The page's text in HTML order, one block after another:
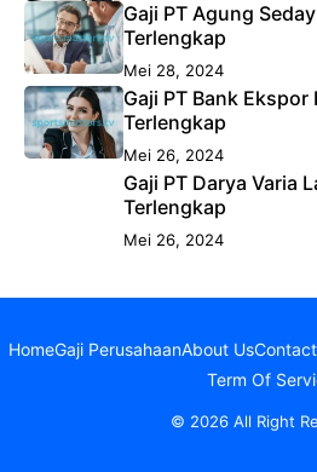
Gaji PT Agung
Terlengkap
Mei 28, 2024
Gaji PT Bank
Terlengkap
Mei 26, 2024
Gaji PT Darya Varia
Terlengkap
Mei 26, 2024
HomeGaji PerusahaanAbout Us
Term Of
© 2026 All Right